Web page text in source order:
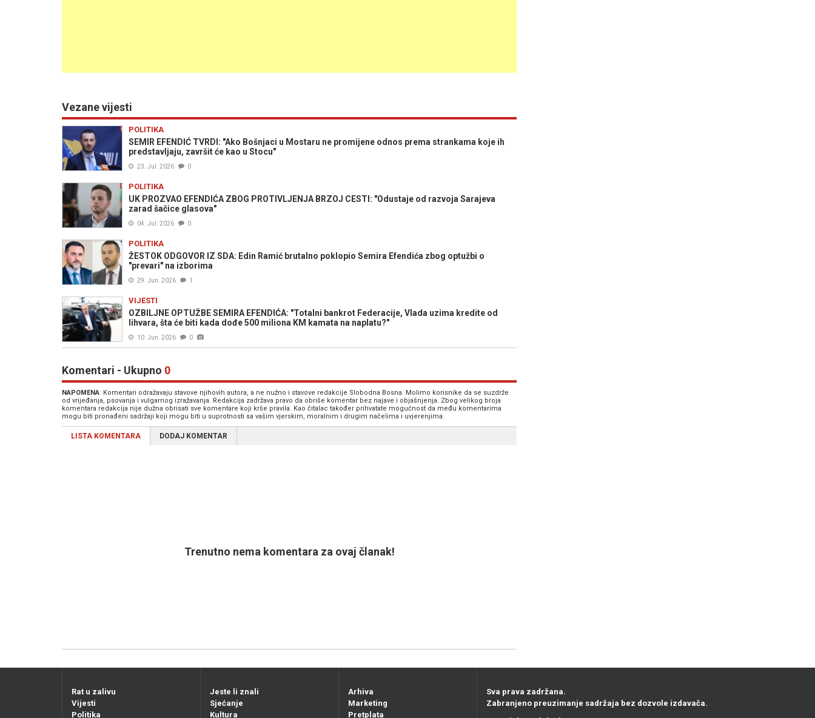
Vezane vijesti
POLITIKA
SEMIR EFENDIĆ TVRDI: "Ako Bošnjaci u Mostaru ne promijene odnos prema strankama koje ih
predstavljaju, završit će kao u Stocu"
23. Jul. 2026 0
POLITIKA
UK PROZVAO EFENDIĆA ZBOG PROTIVLJENJA BRZOJ CESTI: "Odustaje od razvoja Sarajeva
zarad šačice glasova"
04. Jul. 2026 0
POLITIKA
ŽESTOK ODGOVOR IZ SDA: Edin Ramić brutalno poklopio Semira Efendića zbog optužbi o
"prevari" na izborima
29. Jun. 2026 1
VIJESTI
OZBILJNE OPTUŽBE SEMIRA EFENDIĆA: "Totalni bankrot Federacije, Vlada uzima kredite od
lihvara, šta će biti kada dođe 500 miliona KM kamata na naplatu?"
10. Jun. 2026 0
Komentari - Ukupno 0
NAPOMENA: Komentari odražavaju stavove njihovih autora, a ne nužno i stavove redakcije Slobodna Bosna. Molimo korisnike da se suzdrže
od vrijeđanja, psovanja i vulgarnog izražavanja. Redakcija zadržava pravo da obriše komentar bez najave i objašnjenja. Zbog velikog broja
komentara redakcija nije dužna obrisati sve komentare koji krše pravila. Kao čitalac također prihvatate mogućnost da među komentarima
mogu biti pronađeni sadržaji koji mogu biti u suprotnosti sa vašim vjerskim, moralnim i drugim načelima i uvjerenjima.
LISTA KOMENTARA DODAJ KOMENTAR
Trenutno nema komentara za ovaj članak!
Rat u zalivu
Vijesti
Politika
Jeste li znali
Sjećanje
Kultura
Arhiva
Marketing
Pretplata
Sva prava zadržana.
Zabranjeno preuzimanje sadržaja bez dozvole izdavača.